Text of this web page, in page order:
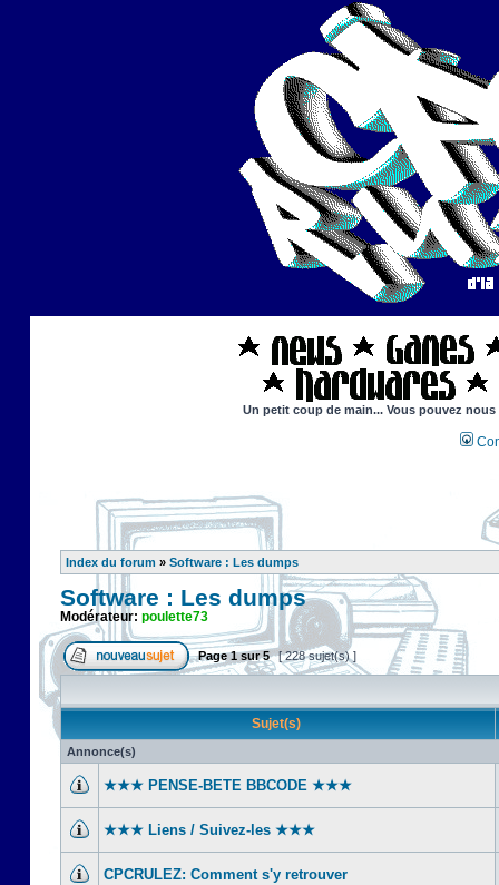
Un petit coup de main... Vous pouvez
Index du forum » Software : Les dumps
Software : Les dumps
Modérateur: poulette73
Page1sur5 [ 228 sujet(s) ]
Sujet(s)
Annonce(s)
★★★ PENSE-BETE BBCODE ★★★
★★★ Liens / Suivez-les ★★★
CPCRULEZ: Comment s'y retrouver‎